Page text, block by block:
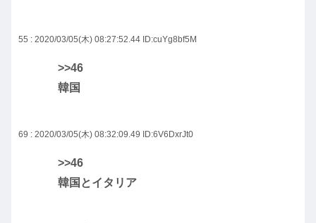
55 : 2020/03/05(木) 08:27:52.44 ID:cuYg8bf5M
>>46
韓国
69 : 2020/03/05(木) 08:32:09.49 ID:6V6DxrJt0
>>46
韓国とイタリア